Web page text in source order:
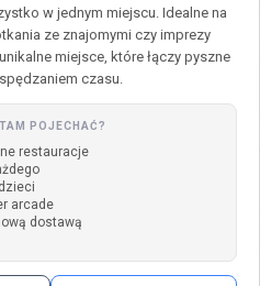
w jednym miejscu. Idealne na
ze znajomymi czy imprezy
miejsce, które łączy pyszne
czasu.
POJECHAĆ?
restauracje
arcade
dostawą